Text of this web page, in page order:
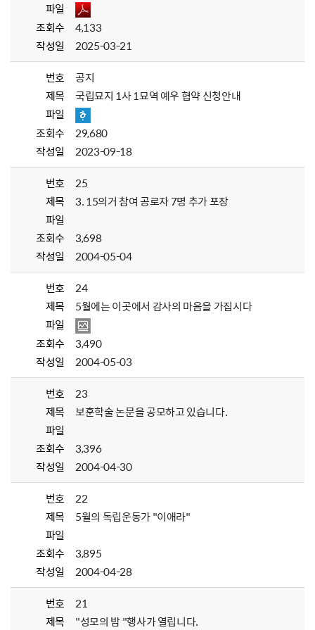
파일
조회수
4,133
작성일
2025-03-21
번호
공지
제목
국립묘지 1사 1묘역 예우 협약 신청안내
파일
조회수
29,680
작성일
2023-09-18
번호
25
제목
3. 15의거 참여 공로자 7명 추가 포장
파일
조회수
3,698
작성일
2004-05-04
번호
24
제목
5월에는 이곳에서 감사의 마음을 가집시다
파일
조회수
3,490
작성일
2004-05-03
번호
23
제목
보훈학술 논문을 공모하고 있습니다.
파일
조회수
3,396
작성일
2004-04-30
번호
22
제목
5월의 독립운동가 "이애라"
파일
조회수
3,895
작성일
2004-04-28
번호
21
제목
"성모의 밤 "행사가 열립니다.